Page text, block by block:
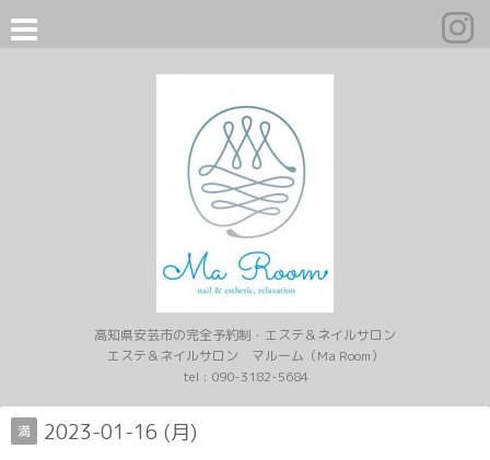
高知県安芸市の完全予約制・エステ＆ネイルサロン
エステ＆ネイルサロン マルーム（Ma Room）
tel : 090-3182-5684
満 2023-01-16 (月)